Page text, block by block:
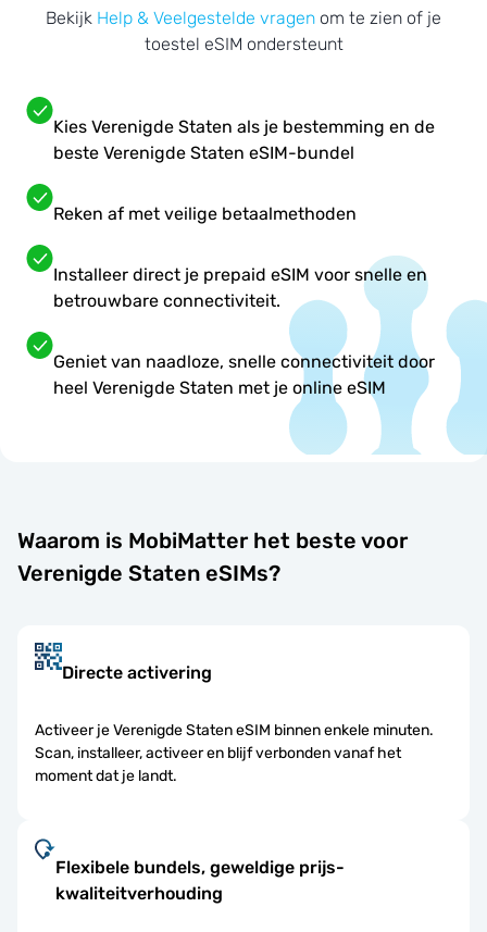
Bekijk Help & Veelgestelde vragen om te zien of je
toestel eSIM ondersteunt
Kies Verenigde Staten als je bestemming en de
beste Verenigde Staten eSIM-bundel
Reken af met veilige betaalmethoden
Installeer direct je prepaid eSIM voor snelle en
betrouwbare connectiviteit.
Geniet van naadloze, snelle connectiviteit door
heel Verenigde Staten met je online eSIM
Waarom is MobiMatter het beste voor
Verenigde Staten eSIMs?
Directe activering
Activeer je Verenigde Staten eSIM binnen enkele minuten.
Scan, installeer, activeer en blijf verbonden vanaf het
moment dat je landt.
Flexibele bundels, geweldige prijs-
kwaliteitverhouding